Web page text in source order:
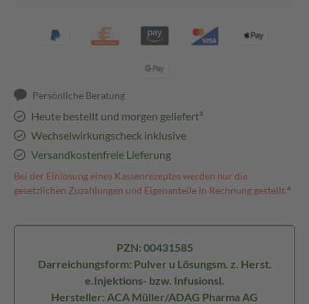
Persönliche Beratung
Heute bestellt und morgen geliefert³
Wechselwirkungscheck inklusive
Versandkostenfreie Lieferung
Bei der Einlösung eines Kassenrezeptes werden nur die
gesetzlichen Zuzahlungen und Eigenanteile in Rechnung gestellt.⁴
PZN: 00431585
Darreichungsform: Pulver u Lösungsm. z. Herst.
e.Injektions- bzw. Infusionsl.
Hersteller: ACA Müller/ADAG Pharma AG